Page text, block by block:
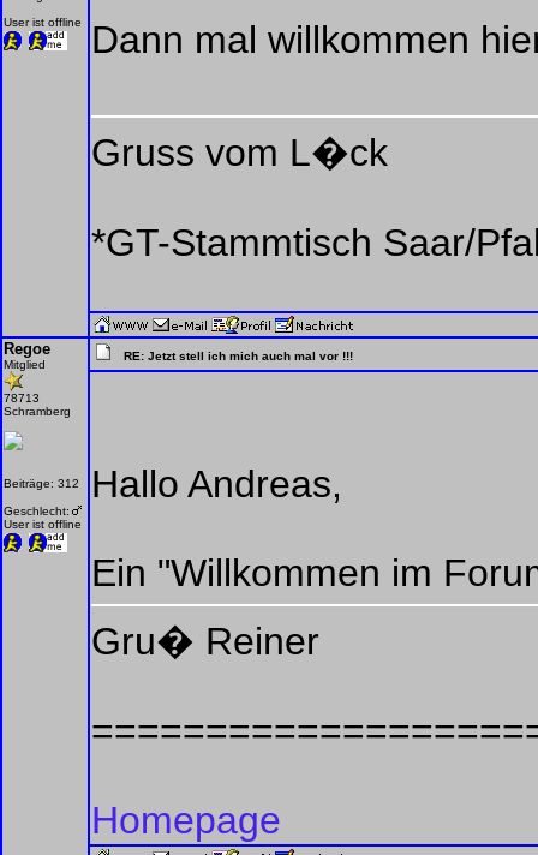
User ist offline
Dann mal willkommen
Gruss vom L�ck
*GT-Stammtisch Saar/
Regoe
Mitglied
78713
Schramberg
Beiträge: 312
Geschlecht:
User ist offline
RE: Jetzt stell ich mich auch mal vor !!!
Hallo Andreas,
Ein "Willkommen im
Gru� Reiner
Homepage